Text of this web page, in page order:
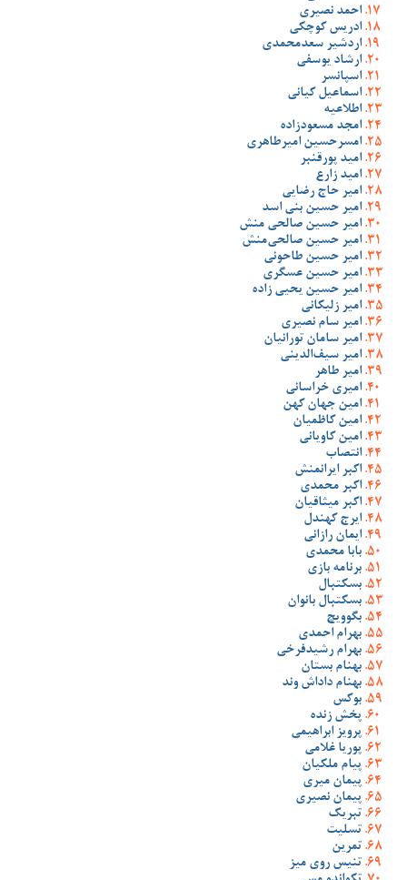
احمد نصیری
ادریس کوچکی
اردشیر سعدمحمدی
ارشاد یوسفی
اسپانسر
اسماعیل کیانی
اطلاعیه
امجد مسعودزاده
امسرحسین امیرطاهری
امید پورقنبر
امید زارع
امیر حاج رضایی
امیر حسین بنی اسد
امیر حسین صالحی منش
امیر حسین صالحی‌منش
امیر حسین طاحونی
امیر حسین عسگری
امیر حسین یحیی زاده
امیر زلیکانی
امیر سام نصیری
امیر سامان تورانیان
امیر سیف‌الدینی
امیر طاهر
امیری خراسانی
امین جهان کهن
امین کاظمیان
امین کاویانی
انتصاب
اکبر ایرانمنش
اکبر محمدی
اکبر میثاقیان
ایرج کهندل
ایمان رازانی
بابا محمدی
برنامه بازی
بسکتبال
بسکتبال بانوان
بگوویچ
بهرام احمدی
بهرام رشیدفرخی
بهنام بستان
بهنام داداش وند
بوکس
پخش زنده
پرویز ابراهیمی
پوریا غلامی
پیام ملکیان
پیمان میری
پیمان نصیری
تبریک
تسلیت
تمرین
تنیس روی میز